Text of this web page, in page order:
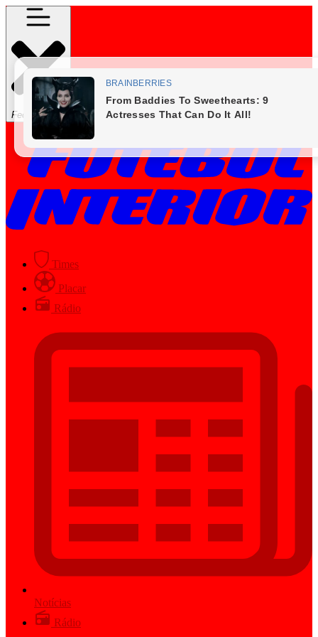
Fechar Menu
Times
Placar
Rádio
Notícias
Rádio